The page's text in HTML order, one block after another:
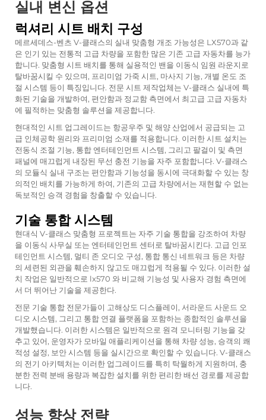
실내 변신 옵션
럭셔리 시트 배치 구성
메르세데스-벤츠 V-클래스의 실내 맞춤형 개조 가능성은 LX570과 같
은 인기 있는 전통적 고급 차량을 포함한 많은 기존 고급 자동차를 능가
합니다. 맞춤형 시트 배치를 통해 실용적인 밴을 이동식 임원 라운지로
탈바꿈시킬 수 있으며, 프리미엄 가죽 시트, 마사지 기능, 개별 온도 조
절 시스템 등이 특징입니다. 전문 시트 제작업체는 V-클래스 실내에 특
화된 기술을 개발하여, 편안함과 정교함 측면에서 최고급 고급 자동차
에 필적하는 맞춤형 솔루션을 제공합니다.
현대적인 시트 업그레이드는 항공우주 및 해양 산업에서 공급되는 고
급 인체공학 원리와 프리미엄 소재를 적용합니다. 이러한 시트 설치는
전동식 조절 기능, 통합 엔터테인먼트 시스템, 그리고 팔걸이 및 측면
패널에 매끄럽게 내장된 무선 충전 기능을 자주 포함합니다. V-클래스
의 모듈식 실내 구조는 편안함과 기능성을 동시에 극대화할 수 있는 창
의적인 배치를 가능하게 하여, 기존의 고급 차량에서는 재현할 수 없는
독보적인 승객 경험을 창출할 수 있습니다.
기술 통합 시스템
현대식 V-클래스 맞춤형 프로젝트는 자주 기술 통합을 강조하여 차량
을 이동식 사무실 또는 엔터테인먼트 센터로 탈바꿈시킨다. 고급 인포
테인먼트 시스템, 멀티 존 오디오 구성, 통합 통신 네트워크 등은 차량
의 세련된 외관을 훼손하지 않고도 매끄럽게 적용될 수 있다. 이러한 설
치 작업은 일반적으로 lx570 와 비교해 기능성 및 사용자 경험 측면에
서 더 뛰어난 기술을 제공한다.
전문 기술 통합 전문가들이 고해상도 디스플레이, 서라운드 사운드 오
디오 시스템, 그리고 통합 연결 플랫폼을 포함하는 종합적인 솔루션을
개발했습니다. 이러한 시스템은 일반적으로 원격 모니터링 기능을 갖
추고 있어, 운영자가 모바일 애플리케이션을 통해 차량 성능, 승객의 쾌
적성 설정, 보안 시스템 등을 실시간으로 확인할 수 있습니다. V-클래스
의 전기 아키텍처는 이러한 업그레이드를 특히 탁월하게 지원하며, 충
분한 전력 분배 용량과 복잡한 설치를 위한 편리한 배선 경로를 제공합
니다.
성능 향상 전략